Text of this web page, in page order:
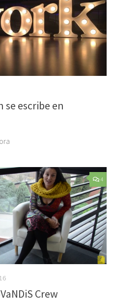
se escribe en
4
Crew